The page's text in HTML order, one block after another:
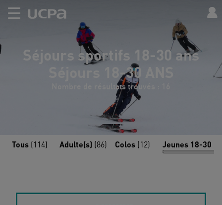
Séjours sportifs 18-30 ans
Séjours 18-30 ANS
Nombre de résultats trouvés : 16
Tous (114) Adulte(s) (86) Colos (12) Jeunes 18-30